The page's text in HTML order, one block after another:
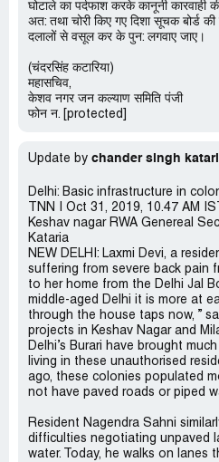
घोटाले का पर्दफाश करके कानूनी कारवाही
अत: तथा चोरी किए गए दिशा सूचक बोर्ड
दलालों से वसूल कर के पुन: लगवाए जाए।
(चंदरसिंह कटारिया)
महासचिव,
केशव नगर जन कल्याण समिति पंजी
फोन न. [protected]
Update by chander singh
Delhi: Basic infrastructure in
TNN | Oct 31, 2019, 10.47 AM IST
Keshav nagar RWA Genereal
Kataria
NEW DELHI: Laxmi Devi, a
suffering from severe back pain
to her home from the Delhi Jal
middle-aged Delhi it is more at
through the house taps now, ”
projects in Keshav Nagar and
Delhi’s Burari have brought
living in these unauthorised
ago, these colonies populated
not have paved roads or piped
Resident Nagendra Sahni
difficulties negotiating unpaved
water. Today, he walks on lanes